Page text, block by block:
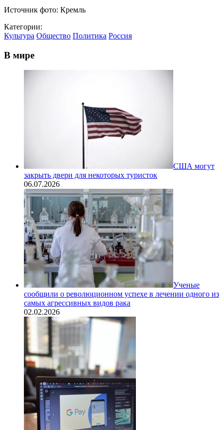
Источник фото: Кремль
Категории:
Культура Общество Политика Россия
В мире
США могут
закрыть двери для некоторых туристок
06.07.2026
Ученые
сообщили о революционном успехе в лечении одного из
самых агрессивных видов рака
02.02.2026